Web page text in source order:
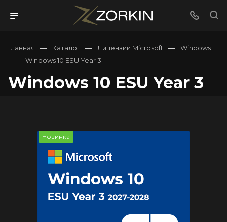
Главная — Каталог — Лицензии Microsoft — Windows
— Windows 10 ESU Year 3
Windows 10 ESU Year 3
Новинка